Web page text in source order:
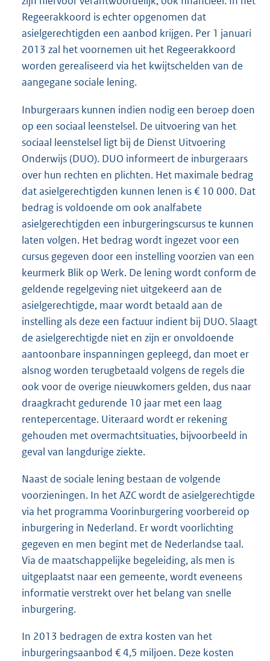
Regeerakkoord is echter opgenomen dat
asielgerechtigden een aanbod krijgen. Per 1 januari
2013 zal het voornemen uit het Regeerakkoord
worden gerealiseerd via het kwijtschelden van de
aangegane sociale lening.
Inburgeraars kunnen indien nodig een beroep doen
op een sociaal leenstelsel. De uitvoering van het
sociaal leenstelsel ligt bij de Dienst Uitvoering
Onderwijs (DUO). DUO informeert de inburgeraars
over hun rechten en plichten. Het maximale bedrag
dat asielgerechtigden kunnen lenen is € 10 000. Dat
bedrag is voldoende om ook analfabete
asielgerechtigden een inburgeringscursus te kunnen
laten volgen. Het bedrag wordt ingezet voor een
cursus gegeven door een instelling voorzien van een
keurmerk Blik op Werk. De lening wordt conform de
geldende regelgeving niet uitgekeerd aan de
asielgerechtigde, maar wordt betaald aan de
instelling als deze een factuur indient bij DUO. Slaagt
de asielgerechtigde niet en zijn er onvoldoende
aantoonbare inspanningen gepleegd, dan moet er
alsnog worden terugbetaald volgens de regels die
ook voor de overige nieuwkomers gelden, dus naar
draagkracht gedurende 10 jaar met een laag
rentepercentage. Uiteraard wordt er rekening
gehouden met overmachtsituaties, bijvoorbeeld in
geval van langdurige ziekte.
Naast de sociale lening bestaan de volgende
voorzieningen. In het AZC wordt de asielgerechtigde
via het programma Voorinburgering voorbereid op
inburgering in Nederland. Er wordt voorlichting
gegeven en men begint met de Nederlandse taal.
Via de maatschappelijke begeleiding, als men is
uitgeplaatst naar een gemeente, wordt eveneens
informatie verstrekt over het belang van snelle
inburgering.
In 2013 bedragen de extra kosten van het
inburgeringsaanbod € 4,5 miljoen. Deze kosten